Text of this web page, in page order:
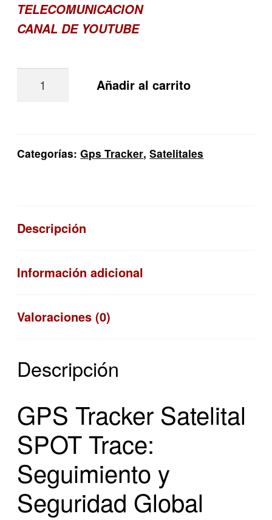
TELECOMUNICACION
CANAL DE YOUTUBE
Tracker
Trace
Añadir al carrito
Categorías:Gps Tracker,Satelitales
Descripción
Información adicional
Valoraciones (0)
Descripción
GPS Tracker Satelital
SPOT Trace:
Seguimiento y
Seguridad Global